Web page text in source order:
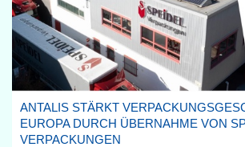
ANTALIS STÄRKT
EUROPA DURCH ÜBERNAHME VON
VERPACKUNGEN